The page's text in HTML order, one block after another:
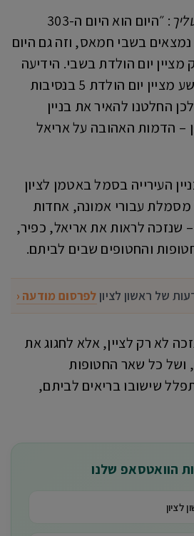
: ״היום הוא היום ה-303
בשבי חמאס, וזה גם היום
יום הולדת בשבי. הידיעה
שילד כ"כ קטן וחסר ישע מציין יום הולדת 5 בנסיבות
החלטנו להאיר את בניין
– הדמות האהובה על אריאל
העירייה בסמל באטמן לציון
מסמלת עבורי אמונה, אחדות
שנזכה לראות את אריאל, כפיר,
של ראשון לציון לפרסום מודעה ‹
לא רק לציין, אלא לחגוג את
ושל כל שאר החטופות
שישובו בריאים לביתם,
הוואטסאפ שלנו
לציון